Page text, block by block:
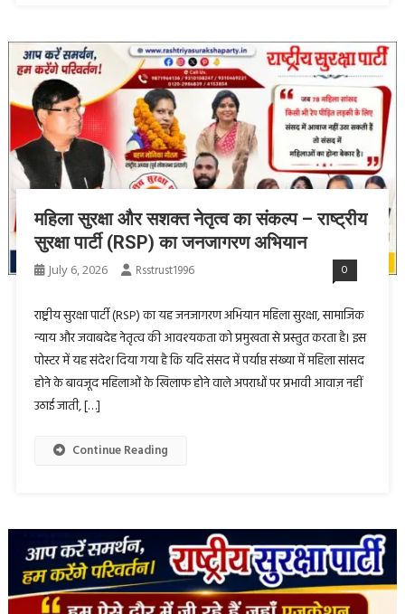
महिला सुरक्षा और सशक्त नेतृत्व का संकल्प – राष्ट्रीय
सुरक्षा पार्टी (RSP) का जनजागरण अभियान
July 6, 2026 Rsstrust1996 0
राष्ट्रीय सुरक्षा पार्टी (RSP) का यह जनजागरण अभियान महिला सुरक्षा, सामाजिक
न्याय और जवाबदेह नेतृत्व की आवश्यकता को प्रमुखता से प्रस्तुत करता है। इस
पोस्टर में यह संदेश दिया गया है कि यदि संसद में पर्याप्त संख्या में महिला सांसद
होने के बावजूद महिलाओं के खिलाफ होने वाले अपराधों पर प्रभावी आवाज़ नहीं
उठाई जाती, […]
Continue Reading